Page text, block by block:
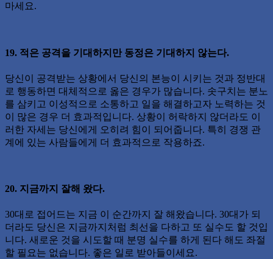
마세요.
19. 적은 공격을 기대하지만 동정은 기대하지 않는다.
당신이 공격받는 상황에서 당신의 본능이 시키는 것과 정반대
로 행동하면 대체적으로 옳은 경우가 많습니다. 솟구치는 분노
를 삼키고 이성적으로 소통하고 일을 해결하고자 노력하는 것
이 많은 경우 더 효과적입니다. 상황이 허락하지 않더라도 이
러한 자세는 당신에게 오히려 힘이 되어줍니다. 특히 경쟁 관
계에 있는 사람들에게 더 효과적으로 작용하죠.
20. 지금까지 잘해 왔다.
30대로 접어드는 지금 이 순간까지 잘 해왔습니다. 30대가 되
더라도 당신은 지금까지처럼 최선을 다하고 또 실수도 할 것입
니다. 새로운 것을 시도할 때 분명 실수를 하게 된다 해도 좌절
할 필요는 없습니다. 좋은 일로 받아들이세요.